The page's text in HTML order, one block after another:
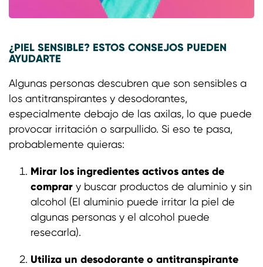
¿PIEL SENSIBLE? ESTOS CONSEJOS PUEDEN
AYUDARTE
Algunas personas descubren que son sensibles a
los antitranspirantes y desodorantes,
especialmente debajo de las axilas, lo que puede
provocar irritación o sarpullido. Si eso te pasa,
probablemente quieras:
Mirar los ingredientes activos antes de
comprar y buscar productos de aluminio y sin
alcohol (El aluminio puede irritar la piel de
algunas personas y el alcohol puede
resecarla).
Utiliza un desodorante o antitranspirante